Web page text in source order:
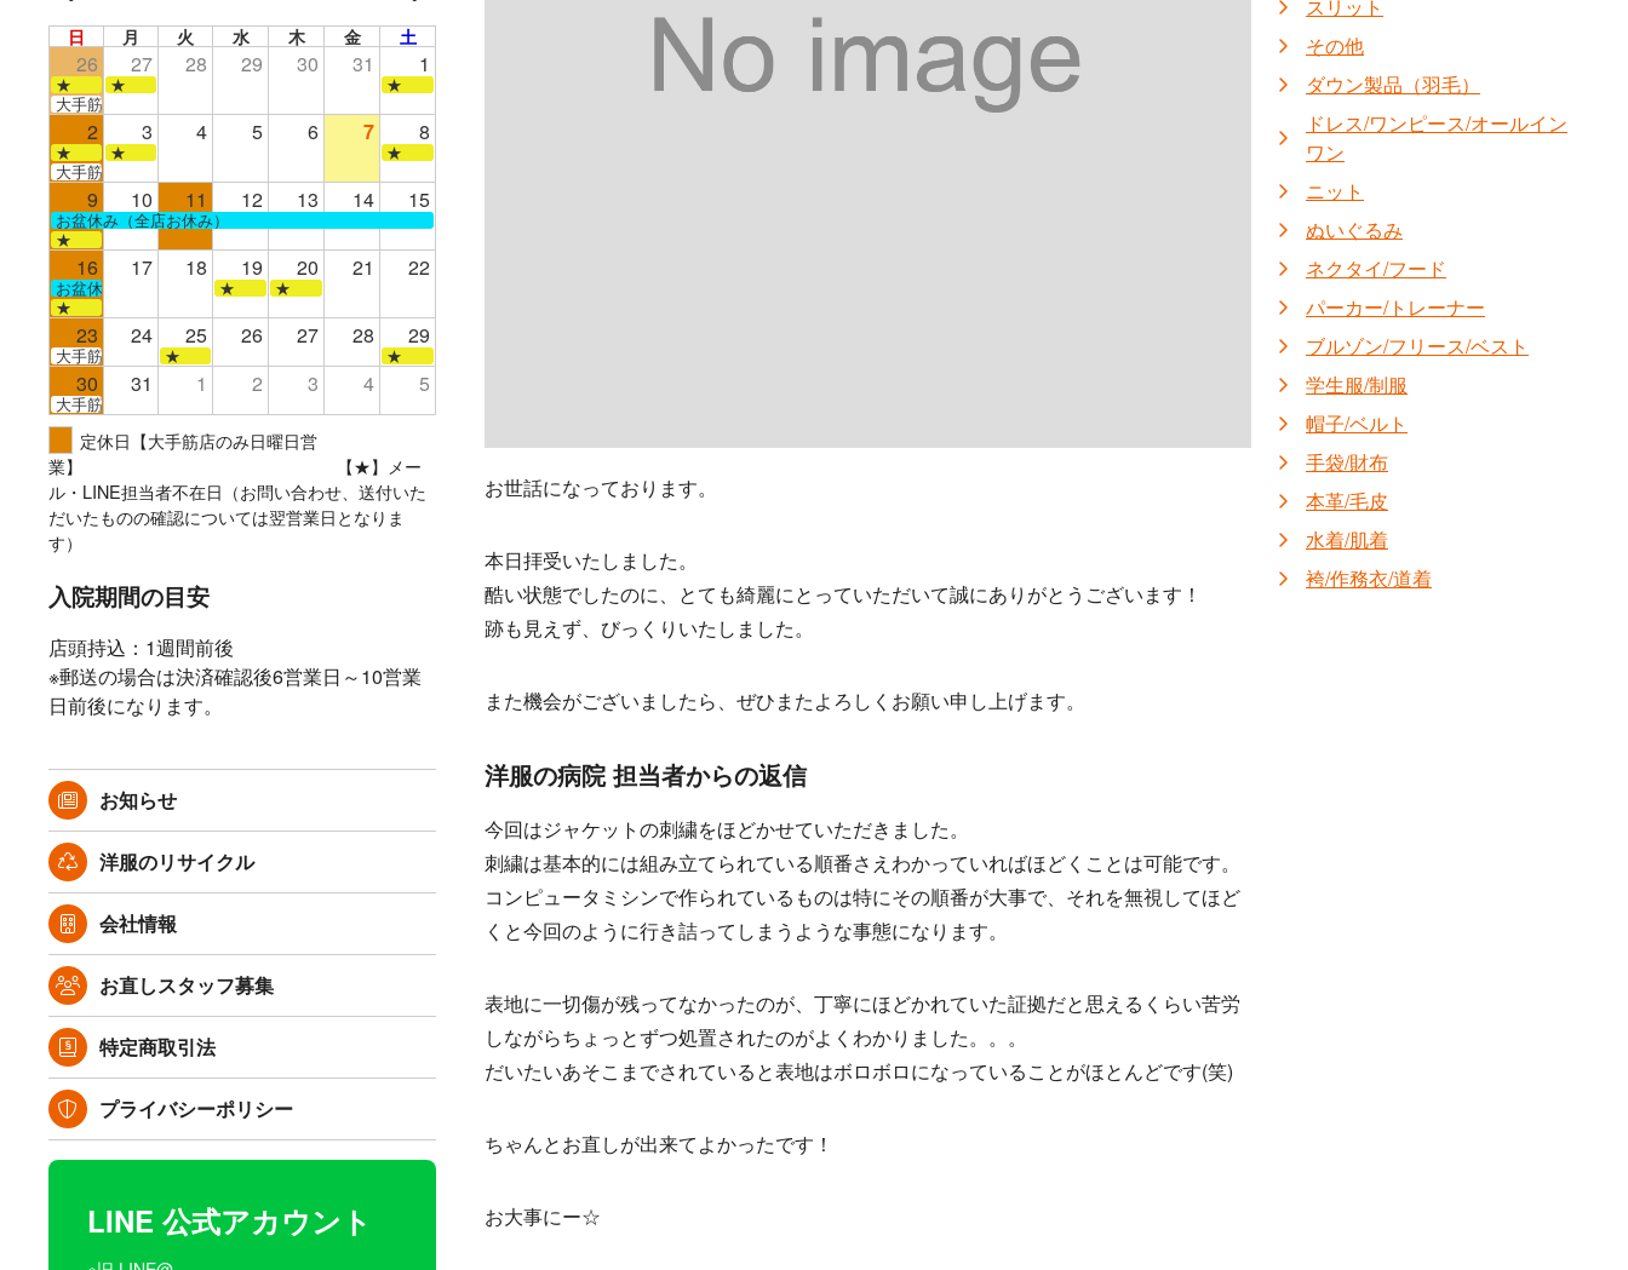
日 月 火 水 木 金 土
26 27 28 29 30 31 1
★ ★
★
大手筋店のみ営業
2 3 4 5 6 7 8
★ ★
★
大手筋
9 10 11 12 13 14 15
お盆休み（全店お休み）
★
16 17 18 19 20 21 22
お盆休み（全店お休み）★
★
★
23 24 25 26 27 28 29
大手筋 ★ ★
30 31 1 2 3 4 5
大手筋
定休日【大手筋店のみ日曜日営
業】 【★】メー
ル・LINE担当者不在日（お問い合わせ、送付いた
だいたものの確認については翌営業日となりま
す）
入院期間の目安
店頭持込：1週間前後
※郵送の場合は決済確認後6営業日～10営業
日前後になります。
お知らせ
洋服のリサイクル
会社情報
お直しスタッフ募集
特定商取引法
プライバシーポリシー
LINE 公式アカウント
お世話になっております。
本日拝受いたしました。
酷い状態でしたのに、とても綺麗にとっていただいて誠にありがとうございます！
跡も見えず、びっくりいたしました。
また機会がございましたら、ぜひまたよろしくお願い申し上げます。
洋服の病院 担当者からの返信
今回はジャケットの刺繍をほどかせていただきました。
刺繍は基本的には組み立てられている順番さえわかっていればほどくことは可能です。
コンピュータミシンで作られているものは特にその順番が大事で、それを無視してほど
くと今回のように行き詰ってしまうような事態になります。
表地に一切傷が残ってなかったのが、丁寧にほどかれていた証拠だと思えるくらい苦労
しながらちょっとずつ処置されたのがよくわかりました。。。
だいたいあそこまでされていると表地はボロボロになっていることがほとんどです(笑)
ちゃんとお直しが出来てよかったです！
お大事にー☆
スリット
その他
ダウン製品（羽毛）
ドレス/ワンピース/オールイン
ワン
ニット
ぬいぐるみ
ネクタイ/フード
パーカー/トレーナー
ブルゾン/フリース/ベスト
学生服/制服
帽子/ベルト
手袋/財布
本革/毛皮
水着/肌着
袴/作務衣/道着